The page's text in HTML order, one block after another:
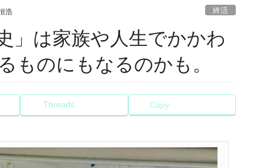
浩 終活
」は家族や人生でかかわ
ものにもなるのかも。
Threads Copy